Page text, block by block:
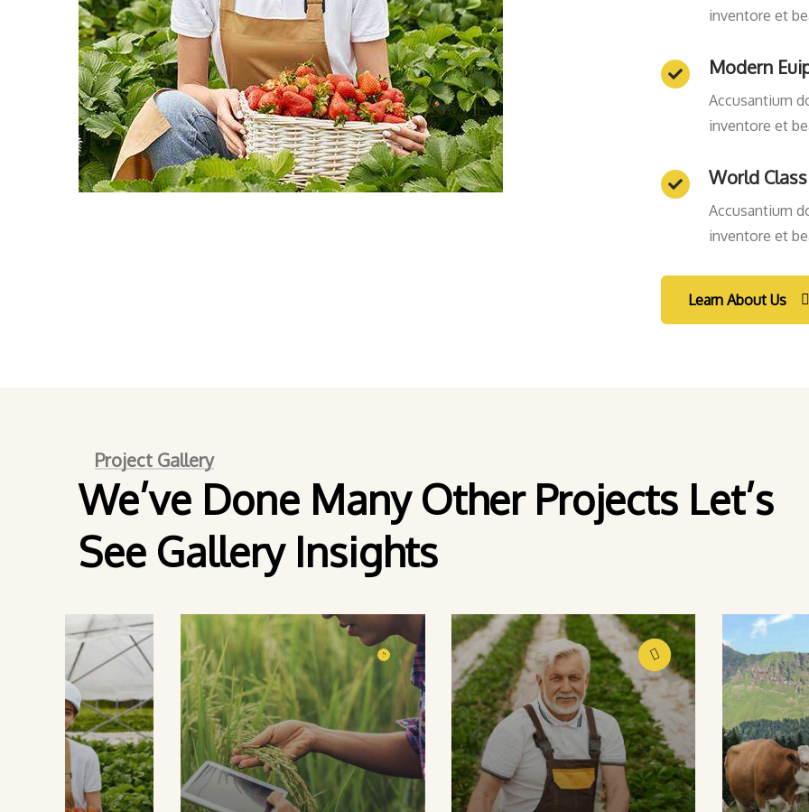
inventore et
Modern
Accusantium
inventore et
World
Accusantium
inventore et
Learn About Us
Project Gallery
We’ve Done Many Other Projects Let’s
See Gallery Insights